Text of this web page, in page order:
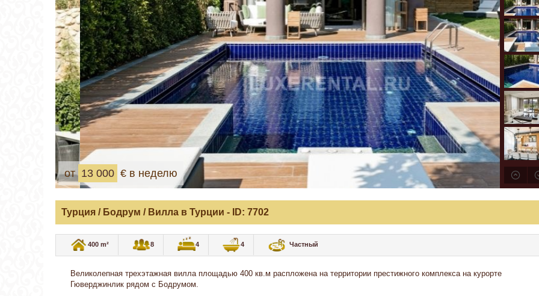
от 13 000 € в неделю
Турция / Бодрум / Вилла в Турции - ID: 7702
400 m² 8 4 4 Частный
Великолепная трехэтажная вилла площадью 400 кв.м распложена на территории престижного комплекса на курорте
Гюверджинлик рядом с Бодрумом.